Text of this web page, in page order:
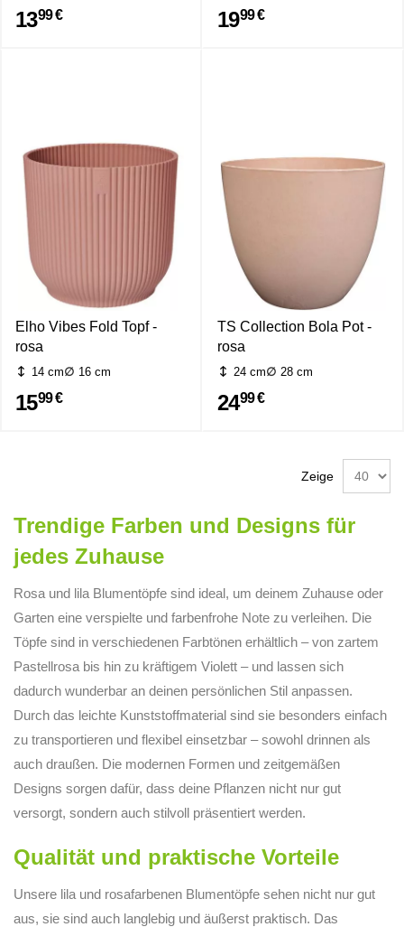
1399 € 1999 €
Elho Vibes Fold Topf -
rosa
14 cm 16 cm
1599 €
TS Collection Bola Pot -
rosa
24 cm 28 cm
2499 €
Zeige
Trendige Farben und Designs für
jedes Zuhause
Rosa und lila Blumentöpfe sind ideal, um deinem Zuhause oder
Garten eine verspielte und farbenfrohe Note zu verleihen. Die
Töpfe sind in verschiedenen Farbtönen erhältlich – von zartem
Pastellrosa bis hin zu kräftigem Violett – und lassen sich
dadurch wunderbar an deinen persönlichen Stil anpassen.
Durch das leichte Kunststoffmaterial sind sie besonders einfach
zu transportieren und flexibel einsetzbar – sowohl drinnen als
auch draußen. Die modernen Formen und zeitgemäßen
Designs sorgen dafür, dass deine Pflanzen nicht nur gut
versorgt, sondern auch stilvoll präsentiert werden.
Qualität und praktische Vorteile
Unsere lila und rosafarbenen Blumentöpfe sehen nicht nur gut
aus, sie sind auch langlebig und äußerst praktisch. Das